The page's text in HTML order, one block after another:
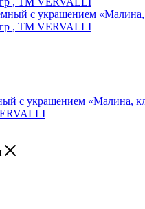
с украшением «Малина,